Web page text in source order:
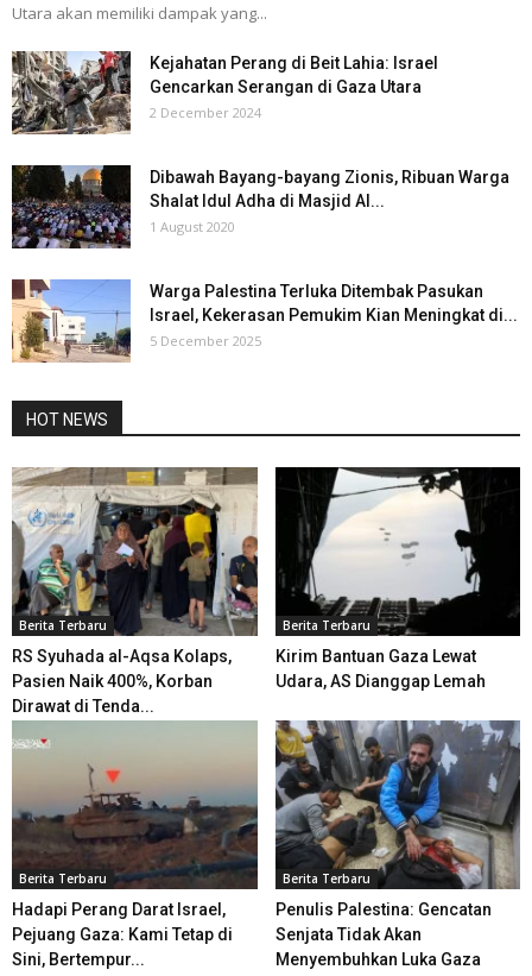
Utara akan memiliki dampak yang...
Kejahatan Perang di Beit Lahia: Israel
Gencarkan Serangan di Gaza Utara
2 December 2024
Dibawah Bayang-bayang Zionis, Ribuan Warga
Shalat Idul Adha di Masjid Al...
1 August 2020
Warga Palestina Terluka Ditembak Pasukan
Israel, Kekerasan Pemukim Kian Meningkat di...
5 December 2025
HOT NEWS
Berita Terbaru
RS Syuhada al-Aqsa Kolaps,
Pasien Naik 400%, Korban
Dirawat di Tenda...
Berita Terbaru
Kirim Bantuan Gaza Lewat
Udara, AS Dianggap Lemah
Berita Terbaru
Hadapi Perang Darat Israel,
Pejuang Gaza: Kami Tetap di
Sini, Bertempur...
Berita Terbaru
Penulis Palestina: Gencatan
Senjata Tidak Akan
Menyembuhkan Luka Gaza